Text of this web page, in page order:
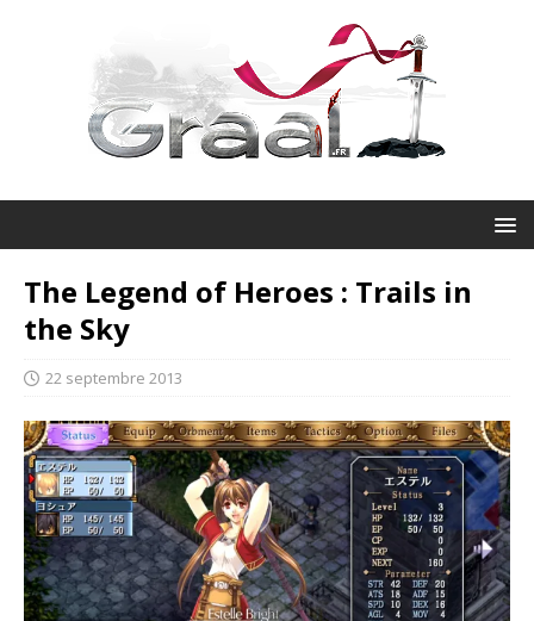
The Legend of Heroes : Trails in
the Sky
22 septembre 2013